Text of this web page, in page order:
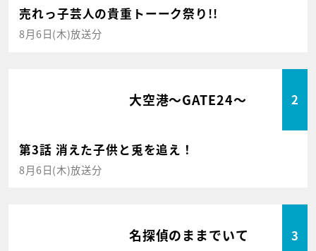
売れっ子芸人の貴重トーーク祭り!!
8月6日(木)放送分
大空港～GATE24～ 2
第3話 消えた子供と兎を追え！
8月6日(木)放送分
名探偵のままでいて 3